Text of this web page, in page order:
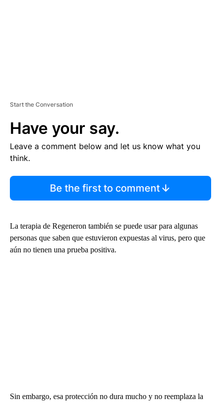
Start the Conversation
Have your say.
Leave a comment below and let us know what you
think.
Be the first to comment
La terapia de Regeneron también se puede usar para algunas
personas que saben que estuvieron expuestas al virus, pero que
aún no tienen una prueba positiva.
Sin embargo, esa protección no dura mucho y no reemplaza la